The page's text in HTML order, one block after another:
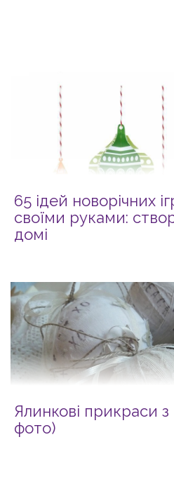
65 ідей новорічних
своїми руками:
домі
Ялинкові прикраси
фото)